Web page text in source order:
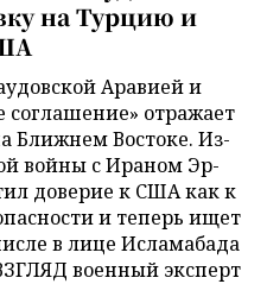
на Турцию и
Аравией и
отражает
Ближнем Востоке. Из-
войны с Ираном Эр-
доверие к США как к
и теперь ищет
в лице Исламабада
военный эксперт